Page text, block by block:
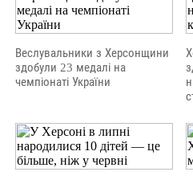
Веслувальники з Херсонщини
здобули 23 медалі на
чемпіонаті України